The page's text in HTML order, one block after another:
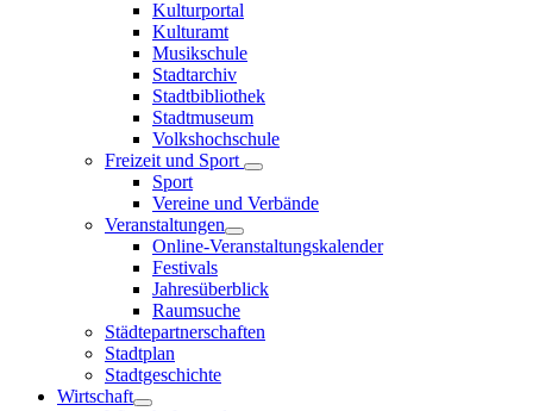
Kulturportal
Kulturamt
Musikschule
Stadtarchiv
Stadtbibliothek
Stadtmuseum
Volkshochschule
Freizeit und Sport
Sport
Vereine und Verbände
Veranstaltungen
Online-Veranstaltungskalender
Festivals
Jahresüberblick
Raumsuche
Städtepartnerschaften
Stadtplan
Stadtgeschichte
Wirtschaft